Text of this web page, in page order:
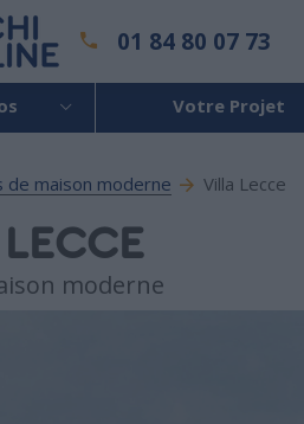
01 84 80 07 73
Votre Projet
de maison moderne Villa Lecce
moderne